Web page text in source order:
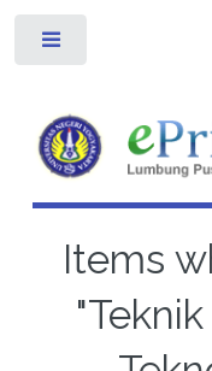
Items